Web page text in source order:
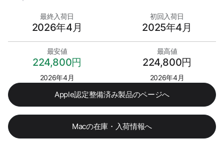
最終入荷日
2026年4月
初回入荷日
2025年4月
最安値
224,800円
2026年4月
最高値
224,800円
2026年4月
Apple認定整備済み製品のページへ
Macの在庫・入荷情報へ